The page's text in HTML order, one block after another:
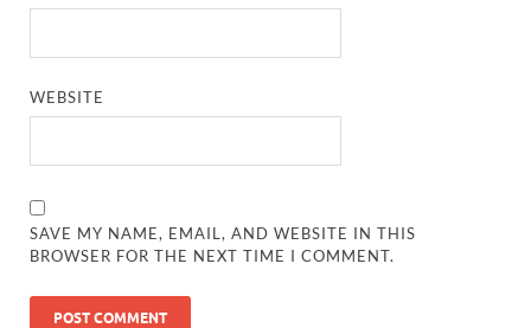
WEBSITE
SAVE MY NAME, EMAIL, AND WEBSITE IN THIS
BROWSER FOR THE NEXT TIME I COMMENT.